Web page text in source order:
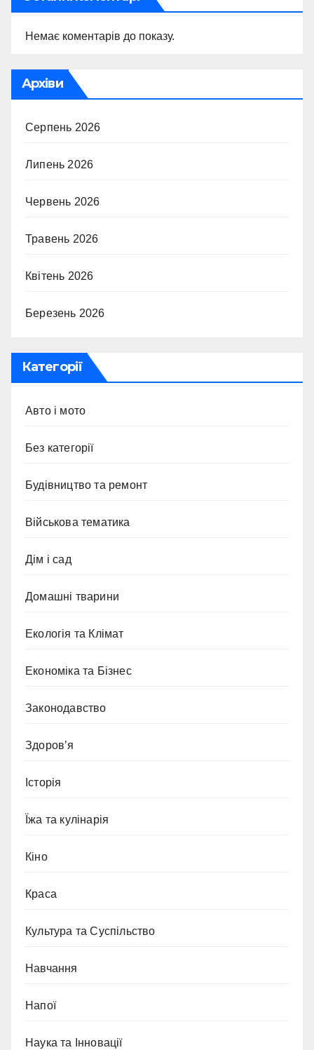
Немає коментарів до показу.
Архіви
Серпень 2026
Липень 2026
Червень 2026
Травень 2026
Квітень 2026
Березень 2026
Категорії
Авто і мото
Без категорії
Будівництво та ремонт
Військова тематика
Дім і сад
Домашні тварини
Екологія та Клімат
Економіка та Бізнес
Законодавство
Здоров’я
Історія
Їжа та кулінарія
Кіно
Краса
Культура та Суспільство
Навчання
Напої
Наука та Інновації